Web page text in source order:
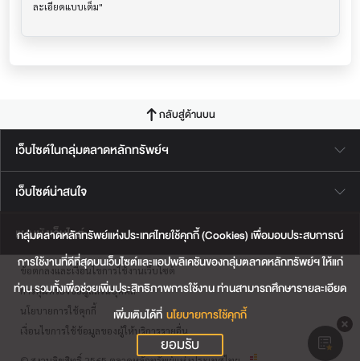
กลุ่มตลาดหลักทรัพย์แห่งประเทศไทยใช้คุกกี้ (Cookies) เพื่อมอบประสบการณ์
การใช้งานที่ดีที่สุดบนเว็บไซต์และแอปพลิเคชันของกลุ่มตลาดหลักทรัพย์ฯ ให้แก่
ท่าน รวมทั้งเพื่อช่วยเพิ่มประสิทธิภาพการใช้งาน ท่านสามารถศึกษารายละเอียด
เพิ่มเติมได้ที่ นโยบายการใช้คุกกี้
ยอมรับ
กลับสู่ด้านบน
เว็บไซต์ในกลุ่มตลาดหลักทรัพย์ฯ
เว็บไซต์น่าสนใจ
แผนผังเว็บไซต์
ข้อตกลงและเงื่อนไขการใช้งานเว็บไซต์
การคุ้มครองข้อมูลส่วนบุคคล
นโยบายการใช้คุกกี้
เงื่อนไขการใช้ข้อมูลของผู้ให้บริการรายอื่น